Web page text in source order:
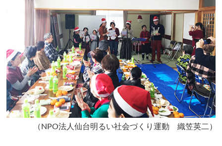
（NPO法人仙台明るい社会づくり運動 織笠英二）